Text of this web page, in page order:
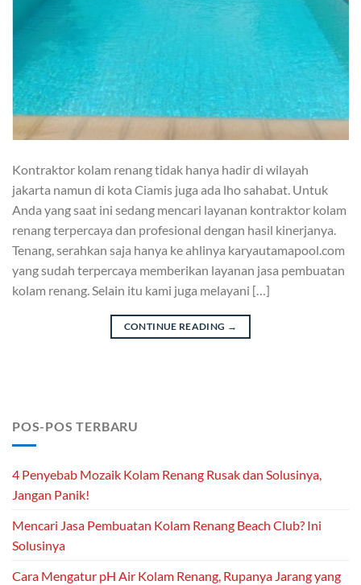
Kontraktor kolam renang tidak hanya hadir di wilayah
jakarta namun di kota Ciamis juga ada lho sahabat. Untuk
Anda yang saat ini sedang mencari layanan kontraktor kolam
renang terpercaya dan profesional dengan hasil kinerjanya.
Tenang, serahkan saja hanya ke ahlinya karyautamapool.com
yang sudah terpercaya memberikan layanan jasa pembuatan
kolam renang. Selain itu kami juga melayani […]
CONTINUE READING →
POS-POS TERBARU
4 Penyebab Mozaik Kolam Renang Rusak dan Solusinya,
Jangan Panik!
Mencari Jasa Pembuatan Kolam Renang Beach Club? Ini
Solusinya
Cara Mengatur pH Air Kolam Renang, Rupanya Jarang yang